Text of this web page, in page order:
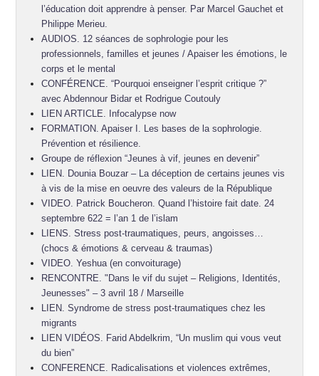
l’éducation doit apprendre à penser. Par Marcel Gauchet et
Philippe Merieu.
AUDIOS. 12 séances de sophrologie pour les
professionnels, familles et jeunes / Apaiser les émotions, le
corps et le mental
CONFÉRENCE. “Pourquoi enseigner l’esprit critique ?”
avec Abdennour Bidar et Rodrigue Coutouly
LIEN ARTICLE. Infocalypse now
FORMATION. Apaiser I. Les bases de la sophrologie.
Prévention et résilience.
Groupe de réflexion “Jeunes à vif, jeunes en devenir”
LIEN. Dounia Bouzar – La déception de certains jeunes vis
à vis de la mise en oeuvre des valeurs de la République
VIDEO. Patrick Boucheron. Quand l’histoire fait date. 24
septembre 622 = l’an 1 de l’islam
LIENS. Stress post-traumatiques, peurs, angoisses…
(chocs & émotions & cerveau & traumas)
VIDEO. Yeshua (en convoiturage)
RENCONTRE. "Dans le vif du sujet – Religions, Identités,
Jeunesses" – 3 avril 18 / Marseille
LIEN. Syndrome de stress post-traumatiques chez les
migrants
LIEN VIDÉOS. Farid Abdelkrim, “Un muslim qui vous veut
du bien”
CONFERENCE. Radicalisations et violences extrêmes,